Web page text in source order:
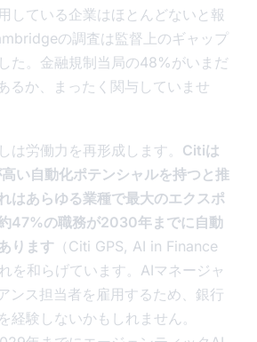
している企業はほとんどないと報
の調査は監督上のギャップ
た。金融規制当局の48%がいまだ
るか、まったく関与していませ
は労働力を再形成します。 Citiは
い自動化ポテンシャルを持つと推
あらゆる業種で最大のエクスポ
47%の職務が2030年までに自動
ります （Citi GPS, AI in Finance
を和らげています。AIマネージャ
ンス担当者を雇用するため、銀行
経験しないかもしれません。